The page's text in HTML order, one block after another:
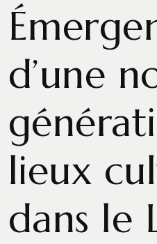
d’une
lieux
dans le